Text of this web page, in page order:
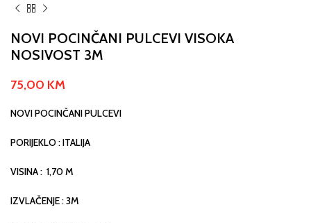
NOVI POCINČANI PULCEVI VISOKA
NOSIVOST 3M
75,00 KM
NOVI POCINČANI PULCEVI
PORIJEKLO : ITALIJA
VISINA : 1,70 M
IZVLAČENJE : 3M